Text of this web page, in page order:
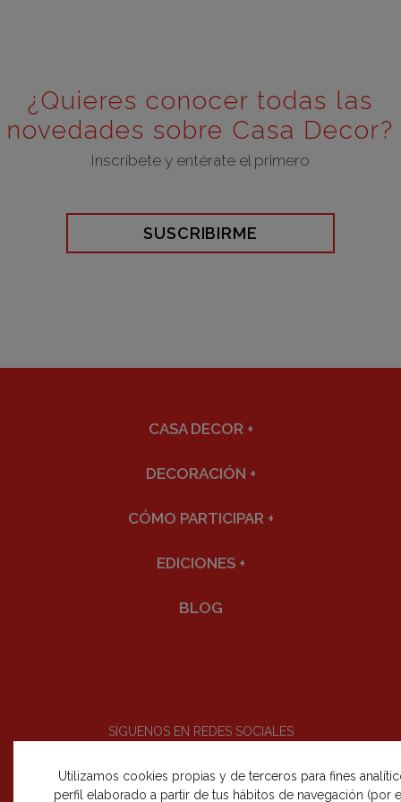
¿Quieres conocer todas las
novedades sobre Casa Decor?
Inscríbete y entérate el primero
SUSCRIBIRME
Utilizamos cookies propias y de terceros para fines
perfil elaborado a partir de tus hábitos de navegación (por
CASA DECOR +
DECORACIÓN +
CÓMO PARTICIPAR +
EDICIONES +
BLOG
SÍGUENOS EN REDES SOCIALES